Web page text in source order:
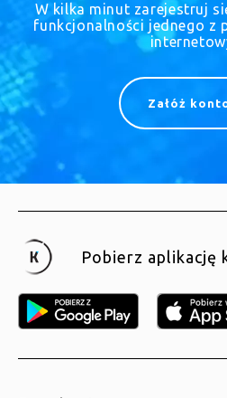
W kilka minut zarejestruj
funkcjonalności jednego z
Załóż
Pobierz aplikację